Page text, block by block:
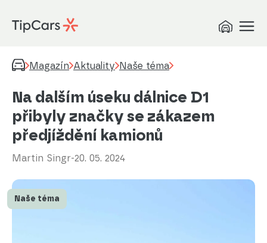
Magazín Aktuality Naše téma
Na dalším úseku dálnice D1
přibyly značky se zákazem
předjíždění kamionů
Martin Singr-20. 05. 2024
Naše téma